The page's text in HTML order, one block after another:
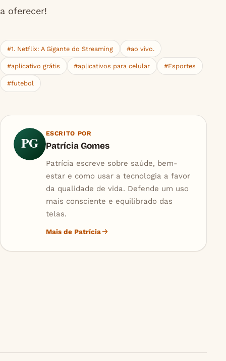
a oferecer!
#1. Netflix: A Gigante do Streaming #ao vivo.
#aplicativo grátis #aplicativos para celular #Esportes
#futebol
PG
ESCRITO POR
Patrícia Gomes
Patrícia escreve sobre saúde, bem-
estar e como usar a tecnologia a favor
da qualidade de vida. Defende um uso
mais consciente e equilibrado das
telas.
Mais de Patrícia